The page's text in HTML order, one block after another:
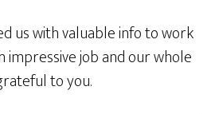
us with valuable info to work
impressive job and our whole
to you.